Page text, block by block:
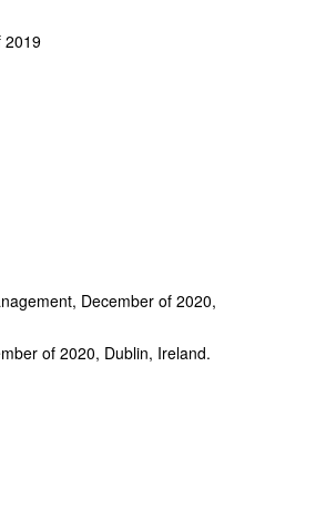
2019
December of 2020,
of 2020, Dublin, Ireland.